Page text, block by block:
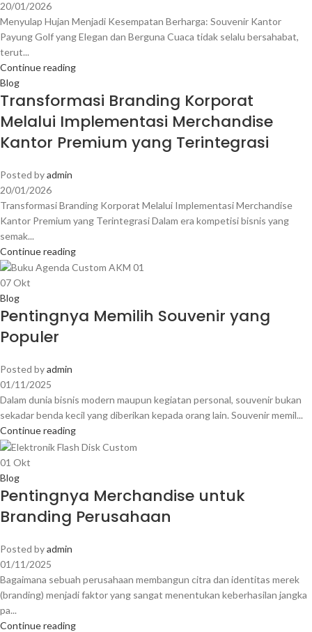
20/01/2026
Menyulap Hujan Menjadi Kesempatan Berharga: Souvenir Kantor
Payung Golf yang Elegan dan Berguna Cuaca tidak selalu bersahabat,
terut...
Continue reading
Blog
Transformasi Branding Korporat
Melalui Implementasi Merchandise
Kantor Premium yang Terintegrasi
Posted byadmin
20/01/2026
Transformasi Branding Korporat Melalui Implementasi Merchandise
Kantor Premium yang Terintegrasi Dalam era kompetisi bisnis yang
semak...
Continue reading
07Okt
Blog
Pentingnya Memilih Souvenir yang
Populer
Posted byadmin
01/11/2025
Dalam dunia bisnis modern maupun kegiatan personal, souvenir bukan
sekadar benda kecil yang diberikan kepada orang lain. Souvenir memil...
Continue reading
01 Okt
Blog
Pentingnya Merchandise untuk
Branding Perusahaan
Posted byadmin
01/11/2025
Bagaimana sebuah perusahaan membangun citra dan identitas merek
(branding) menjadi faktor yang sangat menentukan keberhasilan jangka
pa...
Continue reading